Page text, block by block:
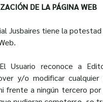
DE LA PÁGINA WEB
Jusbaires tiene la
Usuario reconoce a
y/o modificar
frente a ningún tercero